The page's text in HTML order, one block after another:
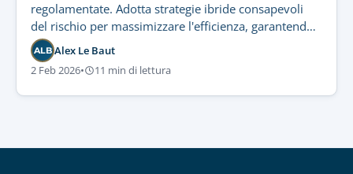
regolamentate. Adotta strategie ibride consapevoli
del rischio per massimizzare l'efficienza, garantendo
conformità rigorosa e sicurezza del paziente.
ALB Alex Le Baut
2 Feb 2026• 11 min di lettura